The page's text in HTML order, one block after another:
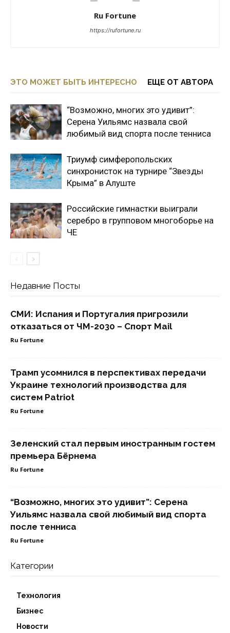
Ru Fortune
https://rufortune.ru
ЭТО МОЖЕТ БЫТЬ ИНТЕРЕСНО ЕЩЕ ОТ АВТОРА
“Возможно, многих это удивит”:
Серена Уильямс назвала свой
любимый вид спорта после тенниса
Триумф симферопольских
синхронисток на турнире “Звезды
Крыма” в Алуште
Российские гимнастки выиграли
серебро в групповом многоборье на
ЧЕ
Недавние Посты
СМИ: Испания и Португалия пригрозили
отказаться от ЧМ-2030 – Спорт Mail
Ru Fortune
Трамп усомнился в перспективах передачи
Украине технологий производства для
систем Patriot
Ru Fortune
Зеленский стал первым иностранным гостем
премьера Бёрнема
Ru Fortune
“Возможно, многих это удивит”: Серена
Уильямс назвала свой любимый вид спорта
после тенниса
Ru Fortune
Категории
Технология
Бизнес
Новости